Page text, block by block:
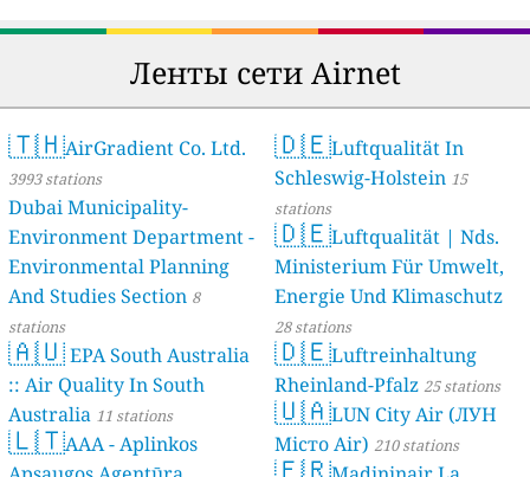
Ленты сети Airnet
🇹🇭AirGradient Co. Ltd.
3993 stations
Dubai Municipality-
Environment Department -
Environmental Planning
And Studies Section 8
stations
🇦🇺EPA South Australia
:: Air Quality In South
Australia 11 stations
🇱🇹AAA - Aplinkos
🇩🇪Luftqualität In
Schleswig-Holstein 15
stations
🇩🇪Luftqualität | Nds.
Ministerium Für Umwelt,
Energie Und Klimaschutz
28 stations
🇩🇪Luftreinhaltung
Rheinland-Pfalz 25 stations
🇺🇦LUN City Air (ЛУН
Місто Air) 210 stations